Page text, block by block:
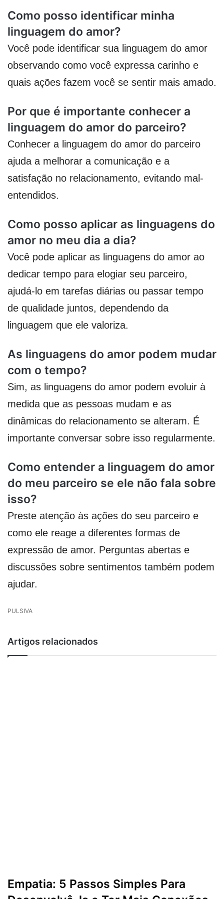
Como posso identificar minha
linguagem do amor?
Você pode identificar sua linguagem do amor
observando como você expressa carinho e
quais ações fazem você se sentir mais amado.
Por que é importante conhecer a
linguagem do amor do parceiro?
Conhecer a linguagem do amor do parceiro
ajuda a melhorar a comunicação e a
satisfação no relacionamento, evitando mal-
entendidos.
Como posso aplicar as linguagens do
amor no meu dia a dia?
Você pode aplicar as linguagens do amor ao
dedicar tempo para elogiar seu parceiro,
ajudá-lo em tarefas diárias ou passar tempo
de qualidade juntos, dependendo da
linguagem que ele valoriza.
As linguagens do amor podem mudar
com o tempo?
Sim, as linguagens do amor podem evoluir à
medida que as pessoas mudam e as
dinâmicas do relacionamento se alteram. É
importante conversar sobre isso regularmente.
Como entender a linguagem do amor
do meu parceiro se ele não fala sobre
isso?
Preste atenção às ações do seu parceiro e
como ele reage a diferentes formas de
expressão de amor. Perguntas abertas e
discussões sobre sentimentos também podem
ajudar.
PULSIVA
Artigos relacionados
Empatia: 5 Passos Simples Para